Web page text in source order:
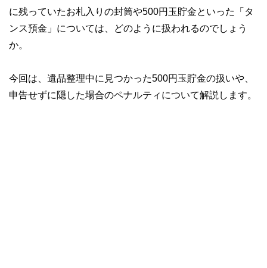
に残っていたお札入りの封筒や500円玉貯金といった「タ
ンス預金」については、どのように扱われるのでしょう
か。
今回は、遺品整理中に見つかった500円玉貯金の扱いや、
申告せずに隠した場合のペナルティについて解説します。